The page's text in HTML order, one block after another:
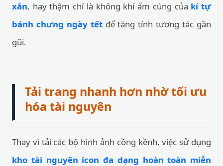
xắn, hay thậm chí là không khí ấm cúng của kí tự
bánh chưng ngày tếtđể tăng tính tương tác gần
gũi.
Tải trang nhanh hơn nhờ tối ưu
hóa tài nguyên
Thay vì tải các bộ hình ảnh cồng kềnh, việc sử dụng
kho tài nguyên icon đa dạng hoàn toàn miễn